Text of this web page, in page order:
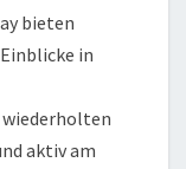
bieten
in
aktiv am